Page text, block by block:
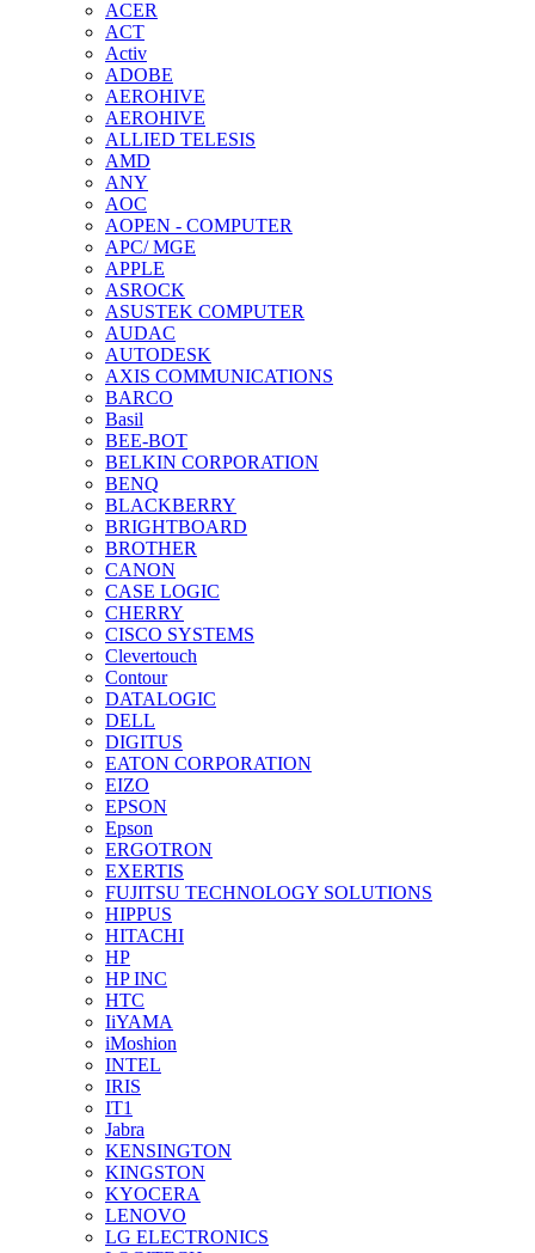
ACER
ACT
Activ
ADOBE
AEROHIVE
AEROHIVE
ALLIED TELESIS
AMD
ANY
AOC
AOPEN - COMPUTER
APC/ MGE
APPLE
ASROCK
ASUSTEK COMPUTER
AUDAC
AUTODESK
AXIS COMMUNICATIONS
BARCO
Basil
BEE-BOT
BELKIN CORPORATION
BENQ
BLACKBERRY
BRIGHTBOARD
BROTHER
CANON
CASE LOGIC
CHERRY
CISCO SYSTEMS
Clevertouch
Contour
DATALOGIC
DELL
DIGITUS
EATON CORPORATION
EIZO
EPSON
Epson
ERGOTRON
EXERTIS
FUJITSU TECHNOLOGY SOLUTIONS
HIPPUS
HITACHI
HP
HP INC
HTC
IiYAMA
iMoshion
INTEL
IRIS
IT1
Jabra
KENSINGTON
KINGSTON
KYOCERA
LENOVO
LG ELECTRONICS